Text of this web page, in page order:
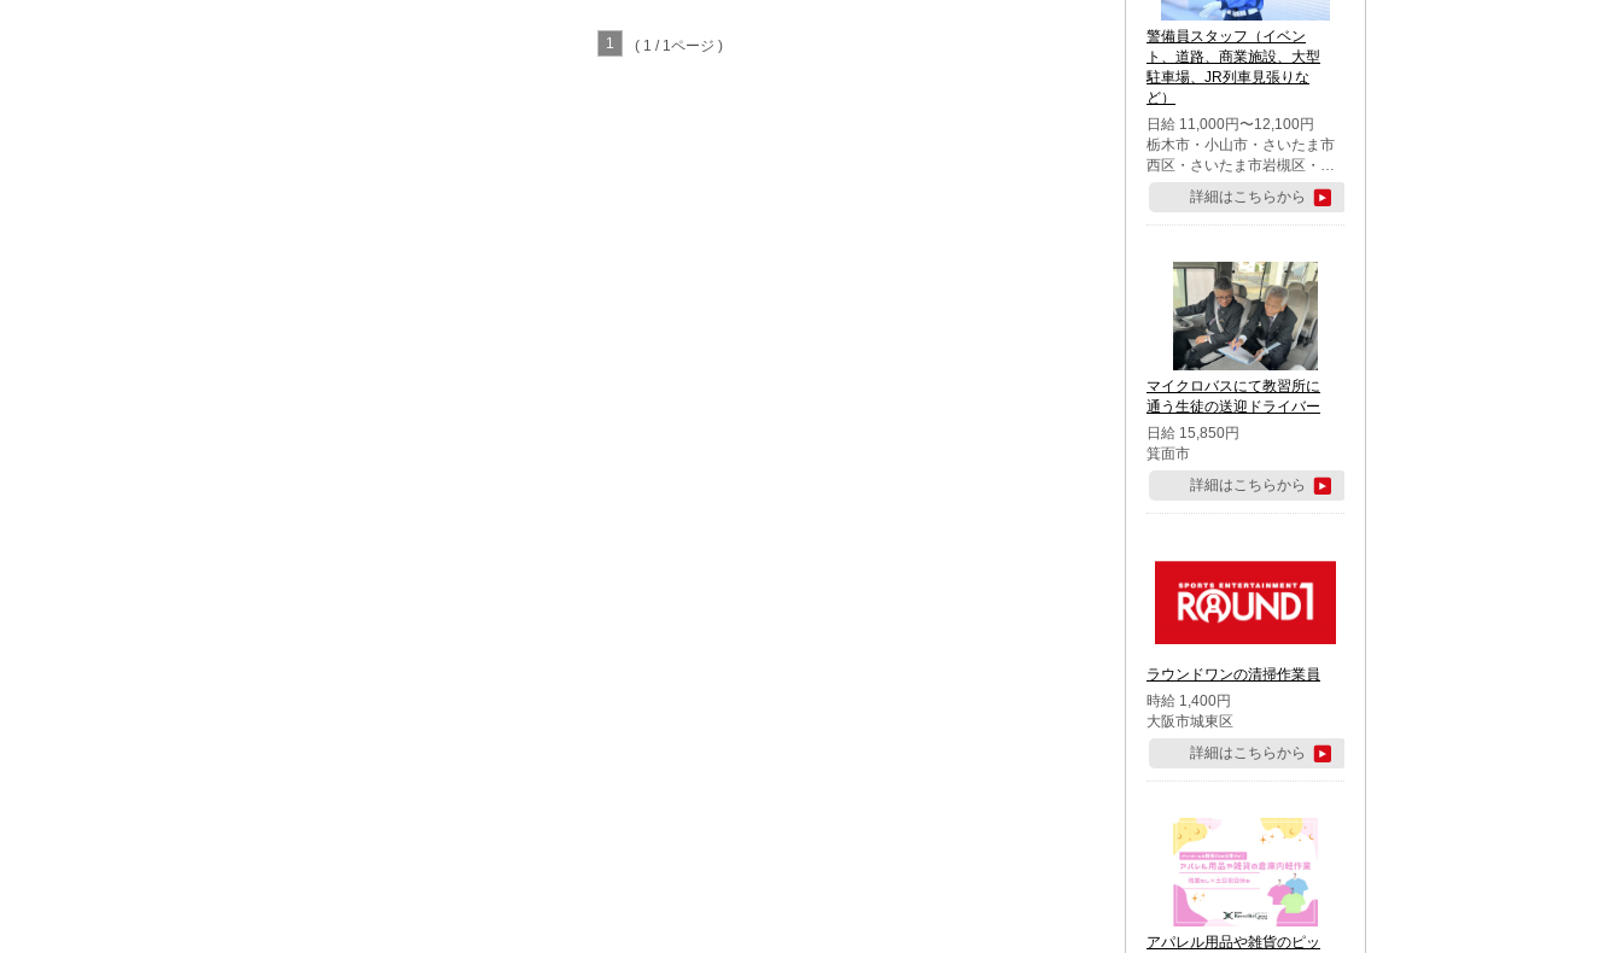
1 ( 1 / 1ページ )
警備員スタッフ（イベン
ト、道路、商業施設、大型
駐車場、JR列車見張りな
ど）
日給 11,000円〜12,100円
栃木市・小山市・さいたま市
西区・さいたま市岩槻区・久
喜市・蓮田市
詳細はこちらから
マイクロバスにて教習所に
通う生徒の送迎ドライバー
日給 15,850円
箕面市
詳細はこちらから
ラウンドワンの清掃作業員
時給 1,400円
大阪市城東区
詳細はこちらから
アパレル用品や雑貨のピッ